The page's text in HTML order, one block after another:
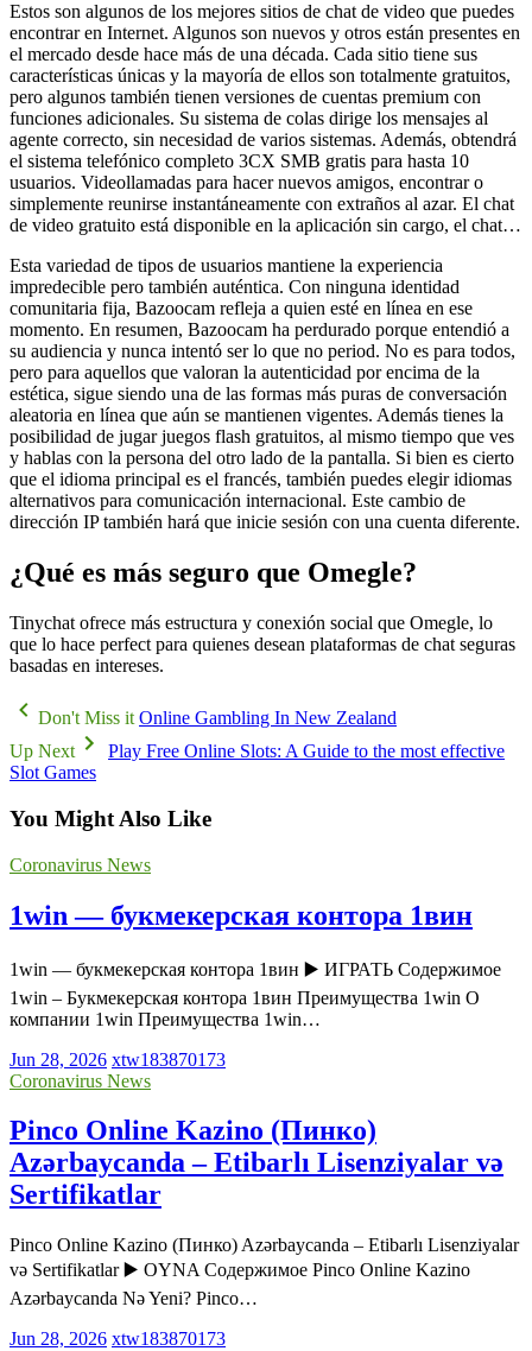
Estos son algunos de los mejores sitios de chat de video que puedes
encontrar en Internet. Algunos son nuevos y otros están presentes en
el mercado desde hace más de una década. Cada sitio tiene sus
características únicas y la mayoría de ellos son totalmente gratuitos,
pero algunos también tienen versiones de cuentas premium con
funciones adicionales. Su sistema de colas dirige los mensajes al
agente correcto, sin necesidad de varios sistemas. Además, obtendrá
el sistema telefónico completo 3CX SMB gratis para hasta 10
usuarios. Videollamadas para hacer nuevos amigos, encontrar o
simplemente reunirse instantáneamente con extraños al azar. El chat
de video gratuito está disponible en la aplicación sin cargo, el chat…
Esta variedad de tipos de usuarios mantiene la experiencia
impredecible pero también auténtica. Con ninguna identidad
comunitaria fija, Bazoocam refleja a quien esté en línea en ese
momento. En resumen, Bazoocam ha perdurado porque entendió a
su audiencia y nunca intentó ser lo que no period. No es para todos,
pero para aquellos que valoran la autenticidad por encima de la
estética, sigue siendo una de las formas más puras de conversación
aleatoria en línea que aún se mantienen vigentes. Además tienes la
posibilidad de jugar juegos flash gratuitos, al mismo tiempo que ves
y hablas con la persona del otro lado de la pantalla. Si bien es cierto
que el idioma principal es el francés, también puedes elegir idiomas
alternativos para comunicación internacional. Este cambio de
dirección IP también hará que inicie sesión con una cuenta diferente.
¿Qué es más seguro que Omegle?
Tinychat ofrece más estructura y conexión social que Omegle, lo
que lo hace perfect para quienes desean plataformas de chat seguras
basadas en intereses.
Don't Miss it Online Gambling In New Zealand
Up Next
Play Free Online Slots: A Guide to the most effective
Slot Games
You Might Also Like
Coronavirus News
1win — букмекерская контора 1вин
1win — букмекерская контора 1вин ▶️ ИГРАТЬ Содержимое
1win – Букмекерская контора 1вин Преимущества 1win О
компании 1win Преимущества 1win…
Jun 28, 2026 xtw183870173
Coronavirus News
Pinco Online Kazino (Пинко)
Azərbaycanda – Etibarlı Lisenziyalar və
Sertifikatlar
Pinco Online Kazino (Пинко) Azərbaycanda – Etibarlı Lisenziyalar
və Sertifikatlar ▶️ OYNA Содержимое Pinco Online Kazino
Azərbaycanda Nə Yeni? Pinco…
Jun 28, 2026 xtw183870173